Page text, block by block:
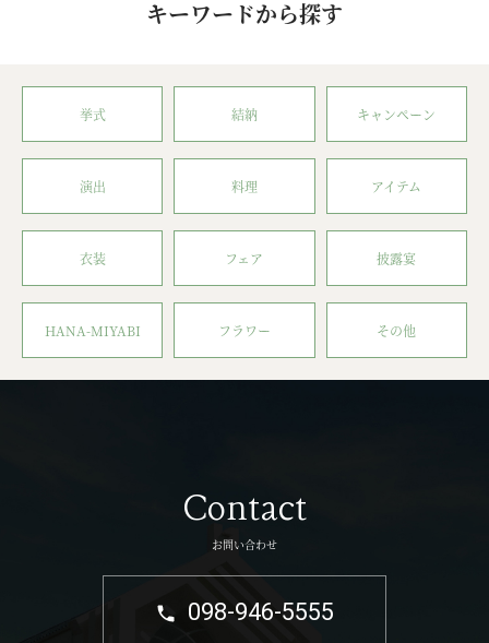
キーワードから探す
挙式 結納 キャンペーン
演出 料理 アイテム
衣装 フェア 披露宴
HANA-MIYABI フラワー その他
Contact
お問い合わせ
098-946-5555